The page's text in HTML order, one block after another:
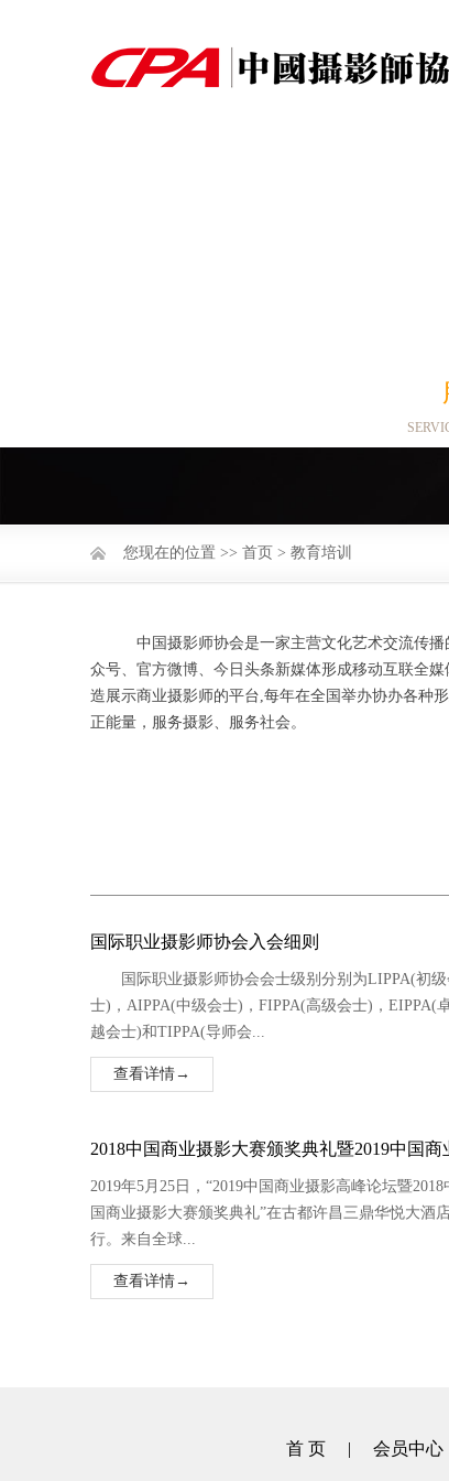
您现在的位置 >> 首页 > 教育培训
中国摄影师协会是一家主营文化艺术交流传播
众号、官方微博、今日头条新媒体形成移动互联全
造展示商业摄影师的平台,每年在全国举办协办各种
正能量，服务摄影、服务社会。
国际职业摄影师协会入会细则
国际职业摄影师协会会士级别分别为LIPPA(初级
士)，AIPPA(中级会士)，FIPPA(高级会士)，EIPPA(
越会士)和TIPPA(导师会...
查看详情→
2018中国商业摄影大赛颁奖典礼暨2019中国商
摄影高峰论坛完美谢幕。
2019年5月25日，“2019中国商业摄影高峰论坛暨2018
国商业摄影大赛颁奖典礼”在古都许昌三鼎华悦大酒
行。来自全球...
查看详情→
首 页 | 会员中心